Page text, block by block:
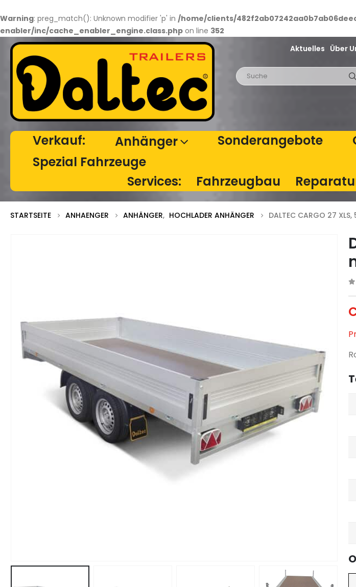
Warning: preg_match(): Unknown modifier 'p' in /home/clients/
enabler/inc/cache_enabler_engine.class.php on line 352
Aktuelles Über
Verkauf: Anhänger Sonderangebote
Spezial Fahrzeuge
Services:
Fahrzeugbau
STARTSEITE ANHAENGER ANHÄNGER, HOCHLADER ANHÄNGER DALTEC CARGO 27